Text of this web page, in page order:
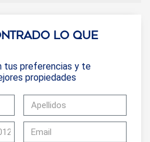
lo que
tus preferencias y te
propiedades